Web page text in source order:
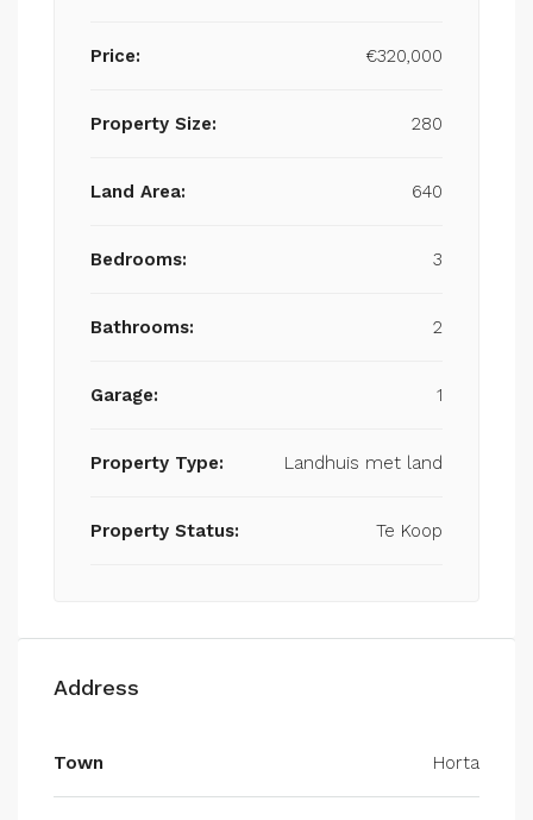
Price: €320,000
Property Size: 280
Land Area: 640
Bedrooms: 3
Bathrooms: 2
Garage: 1
Property Type: Landhuis met land
Property Status: Te Koop
Address
Town Horta